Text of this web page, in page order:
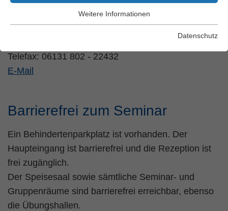
Uferallee 1
Telefax: 06131 802 - 22432
E-Mail
Barrierefrei zum Seminar
Ein Behindertenparkplatz ist vorhanden. Der
Haupteingang ist barrierefrei und die Rezeption ist
frei zugänglich.
Der Speisesaal sowie sämtliche Seminar- und
Gruppenräume sind barrierefrei erreichbar, ebenso
die Übungshallen.
Essentielle Cookies werden für grundlegende Funktionen der
Webseite einwandfrei funktioniert.
Name
Zweck
Dieses Cookie ist ein Standard-Session-
Cookie von TYPO3. Es speichert im Falle
mithilfe derer der eingeloggte User
wiedererkannt wird, um ihm Zugang zu
geschützten Bereichen zu gewähren.
Statistik und Performance
Weitere Informationen
Datenschutz